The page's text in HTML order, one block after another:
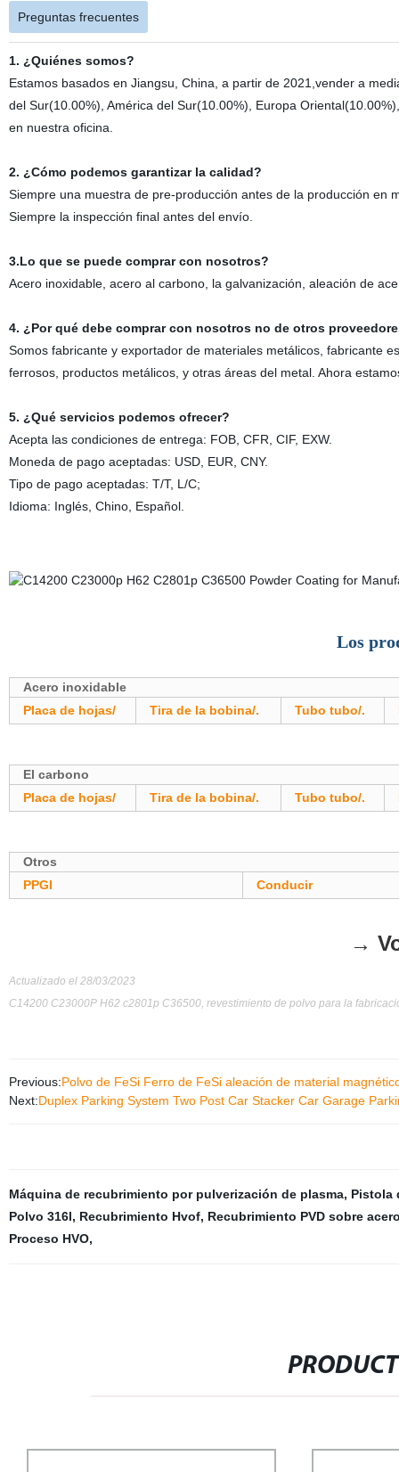
Preguntas frecuentes
1. ¿Quiénes somos?
Estamos basados en Jiangsu, China, a partir de 2021,vender a
del Sur(10.00%), América del Sur(10.00%), Europa
en nuestra oficina.
2. ¿Cómo podemos garantizar la calidad?
Siempre una muestra de pre-producción antes de la producción en
Siempre la inspección final antes del envío.
3.Lo que se puede comprar con nosotros?
Acero inoxidable, acero al carbono, la galvanización, aleación de
4. ¿Por qué debe comprar con nosotros no de otros
Somos fabricante y exportador de materiales metálicos, fabricante
ferrosos, productos metálicos, y otras áreas del metal. Ahora
5. ¿Qué servicios podemos ofrecer?
Acepta las condiciones de entrega: FOB, CFR, CIF, EXW.
Moneda de pago aceptadas: USD, EUR, CNY.
Tipo de pago aceptadas: T/T, L/C;
Idioma: Inglés, Chino, Español.
Los
Acero inoxidable
Placa de hojas/
Tira de la bobina/. Tubo tubo/.
El carbono
Placa de hojas/
Tira de la bobina/. Tubo tubo/.
Otros
PPGI
Conducir
→
Actualizado el 28/03/2023
C14200 C23000P H62 c2801p C36500, revestimiento de polvo para la
Previous:Polvo de FeSi Ferro de FeSi aleación de material
Next:Duplex Parking System Two Post Car Stacker Car Garage
Máquina de recubrimiento por pulverización de plasma, Pistola
Polvo 316l, Recubrimiento Hvof, Recubrimiento PVD sobre
Proceso HVO,